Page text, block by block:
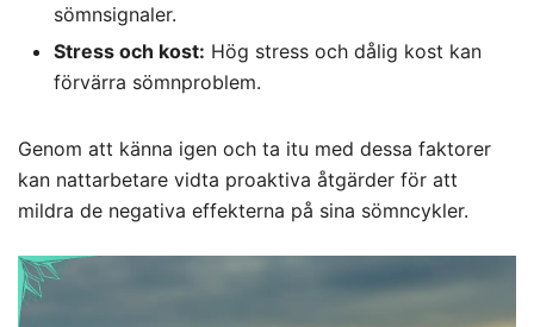
sömnsignaler.
Stress och kost: Hög stress och dålig kost kan
förvärra sömnproblem.
Genom att känna igen och ta itu med dessa faktorer
kan nattarbetare vidta proaktiva åtgärder för att
mildra de negativa effekterna på sina sömncykler.